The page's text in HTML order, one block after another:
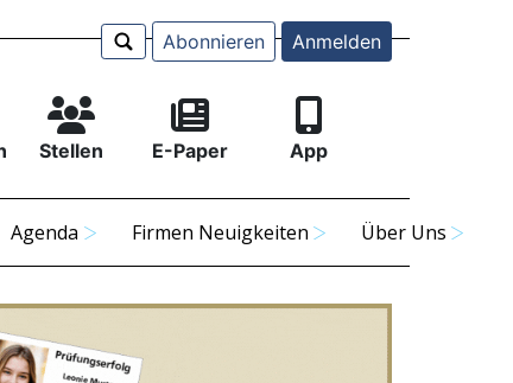
Abonnieren Anmelden
Stellen E-Paper App
Agenda Firmen Neuigkeiten Über Uns